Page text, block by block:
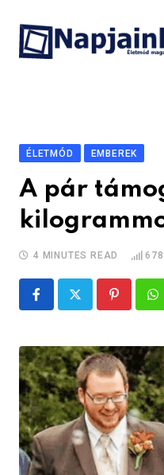
content
ÉLETMÓD EMBEREK
A pár
4 MINUTES READ 678
Pinterest